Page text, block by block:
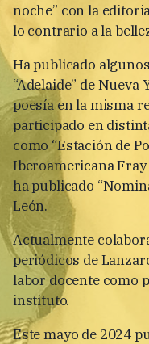
noche” con la
lo contrario a la
Ha publicado
“Adelaide” de
poesía en la misma
participado en
como “Estación de
Iberoamericana
ha publicado
León.
Actualmente
periódicos de
labor docente como
instituto.
Este mayo de 2024